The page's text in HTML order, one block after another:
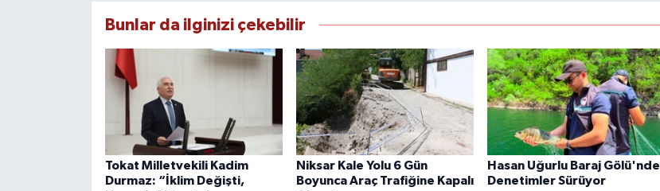
Bunlar da ilginizi çekebilir
Tokat Milletvekili Kadim
Durmaz: “İklim Değişti,
Niksar Kale Yolu 6 Gün
Boyunca Araç Trafiğine Kapalı
Hasan Uğurlu Baraj Gölü'nde
Denetimler Sürüyor